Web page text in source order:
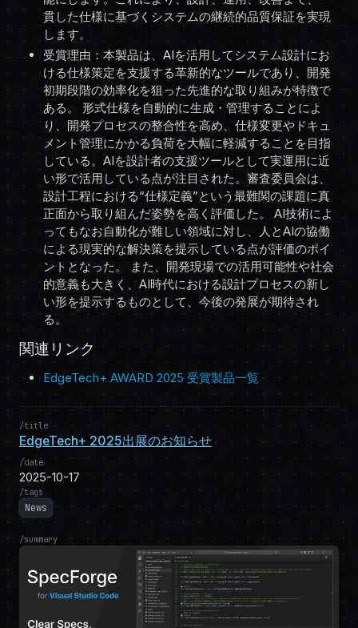
貫した仕様に基づくシステムの継続的品質保証を実現
します。
受賞理由：本製品は、AIを活用してシステム設計にお
ける仕様策定を支援する革新的なツールであり、開発
初期段階の効率化を狙った先進的な取り組みが特徴で
ある。 形式仕様を自動的に生成・管理することによ
り、開発プロセスの整合性を高め、仕様変更やドキュ
メント管理にかかる負荷を大幅に軽減することを目指
している。AIを設計者の支援ツールとして実運用に近
い形で活用している点が注目された。審査委員会は、
設計工程における“仕様定義”という最難関の課題に真
正面から取り組んだ姿勢を高く評価した。 AI技術によ
ってもなお自動化が難しい領域に対し、人とAIの協働
による現実的な解決策を提示している点が評価のポイ
ントとなった。 また、開発現場での活用可能性や社会
的意義も大きく、AI時代における設計プロセスの新し
い形を提示するものとして、今後の発展が期待され
る。
関連リンク
EdgeTech+ AWARD 2025 受賞製品一覧
title
EdgeTech+ 2025出展のお知らせ
date
2025-10-17
tags
News
summary